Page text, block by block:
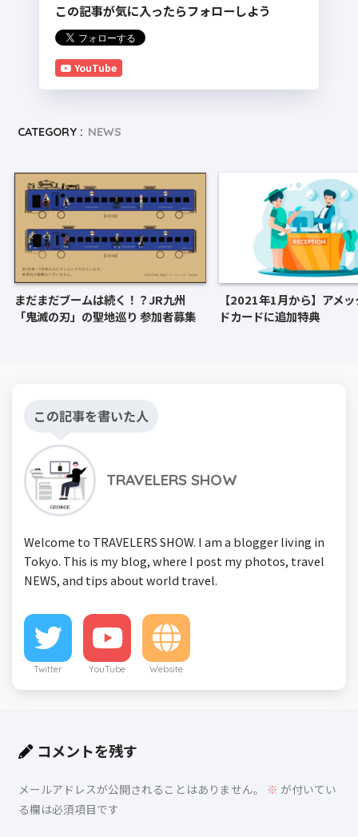
この記事が気に入ったらフォローしよう
YouTube
CATEGORY : NEWS
まだまだブームは続く！？JR九州
「鬼滅の刃」の聖地巡り 参加者募集
【2021年1月から】アメ
ドカードに追加特典
この記事を書いた人
TRAVELERS SHOW
Welcome to TRAVELERS SHOW. I am a blogger living in
Tokyo. This is my blog, where I post my photos, travel
NEWS, and tips about world travel.
Twitter YouTube Website
コメントを残す
メールアドレスが公開されることはありません。 ※ が付いてい
る欄は必須項目です